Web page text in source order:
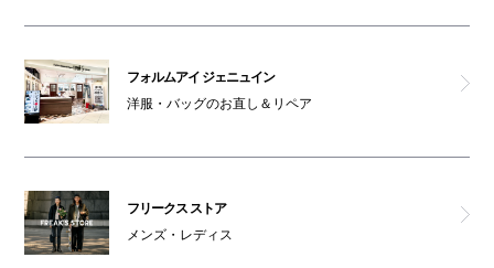
フォルムアイ ジェニュイン
洋服・バッグのお直し＆リペア
フリークス ストア
メンズ・レディス